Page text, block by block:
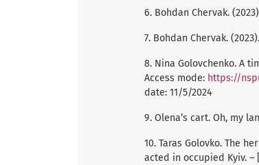
6. Bohdan Chervak.
7. Bohdan Chervak.
8. Nina Golovchenko. A
Access mode: https://
date: 11/5/2024
9. Olena’s cart. Oh, my
10. Taras Golovko. The
acted in occupied Kyiv. –